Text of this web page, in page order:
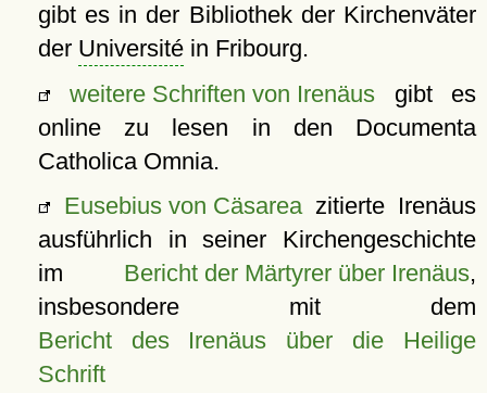
gibt es in der Bibliothek der Kirchenväter
der Universitéin Fribourg.
weitere Schriften von Irenäus gibt es
online zu lesen in den Documenta
Catholica Omnia.
Eusebius von Cäsareazitierte Irenäus
ausführlich in seiner Kirchengeschichte
im Bericht der Märtyrer über Irenäus,
insbesondere mit dem
Bericht des Irenäus über die Heilige
Schrift